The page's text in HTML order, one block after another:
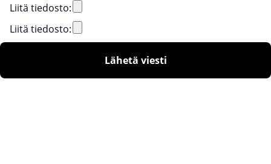
Liitä tiedosto:
Liitä tiedosto:
Lähetä viesti